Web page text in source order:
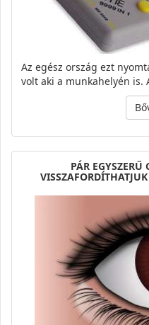
Az egész ország ezt
volt aki a munkahelyén is.
PÁR